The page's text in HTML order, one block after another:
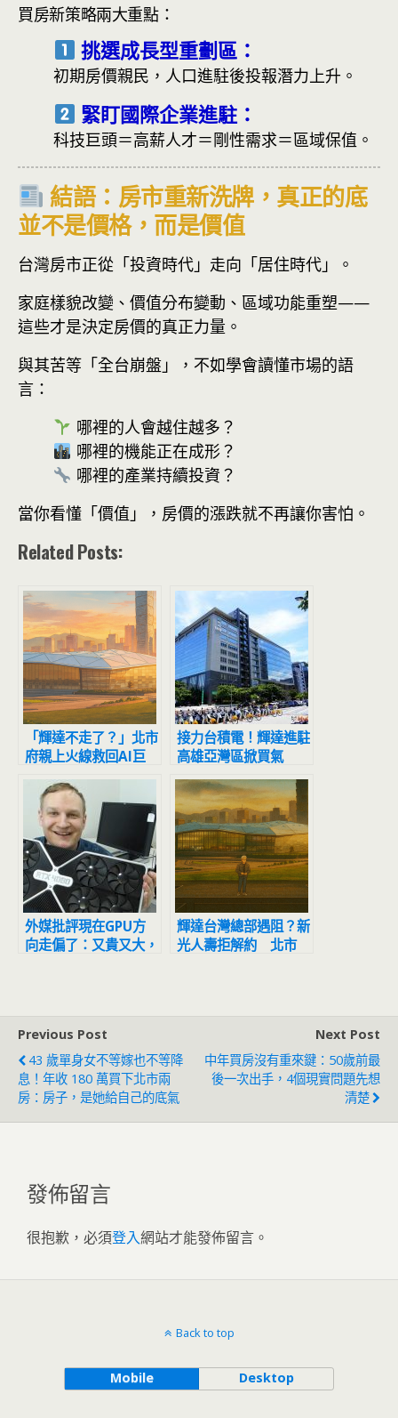
買房新策略兩大重點：
挑選成長型重劃區 ：
初期房價親民，人口進駐後投報潛力上升。
緊盯國際企業進駐 ：
科技巨頭＝高薪人才＝剛性需求＝區域保值。
結語：房市重新洗牌，真正的底
並不是價格，而是價值
台灣房市正從「投資時代」走向「居住時代」。
家庭樣貌改變、價值分布變動、區域功能重塑——
這些才是決定房價的真正力量。
與其苦等「全台崩盤」，不如學會讀懂市場的語
言：
哪裡的人會越住越多？
哪裡的機能正在成形？
哪裡的產業持續投資？
當你看懂「價值」，房價的漲跌就不再讓你害怕。
Related Posts:
「輝達不走了？」北市
府親上火線救回AI巨
頭！
接力台積電！輝達進駐
高雄亞灣區掀買氣
外媒批評現在GPU方
向走偏了：又貴又大，
輝達台灣總部遇阻？新
光人壽拒解約 北市
Previous Post
43 歲單身女不等嫁也不等降
息！年收 180 萬買下北市兩
房：房子，是她給自己的底氣
Next Post
中年買房沒有重來鍵：50歲前最
後一次出手，4個現實問題先想
清楚
發佈留言
很抱歉，必須登入網站才能發佈留言。
Back to top
Mobile Desktop